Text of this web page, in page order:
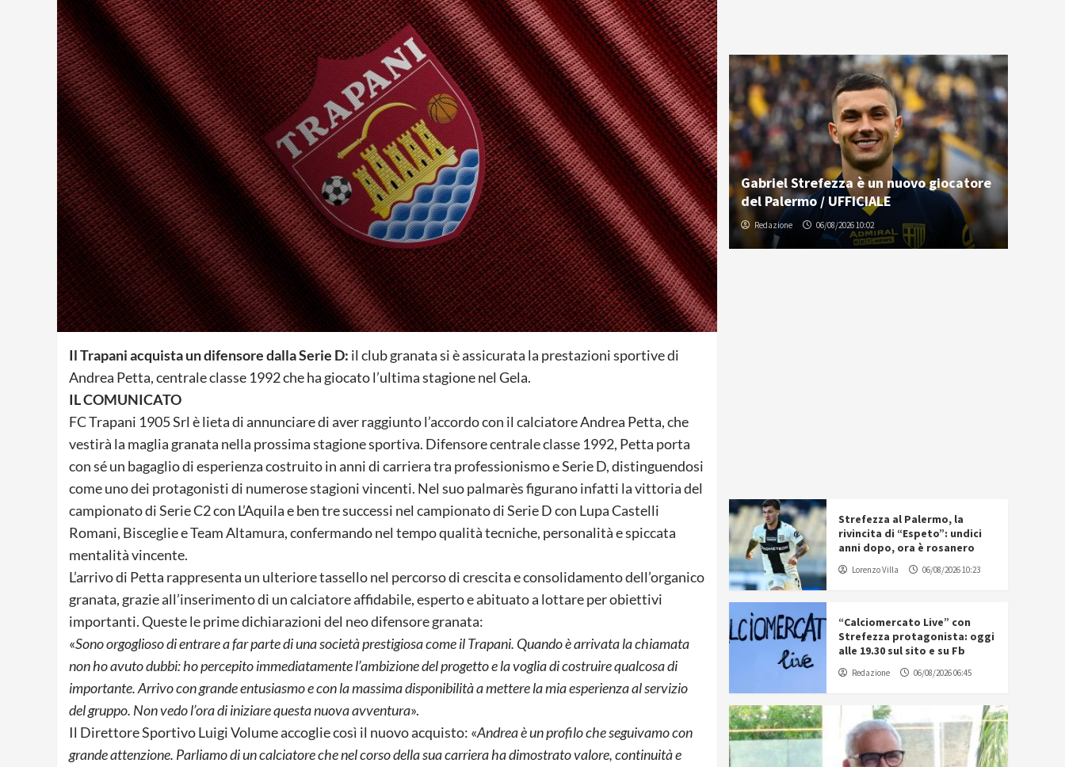
Il Trapani acquista un difensore dalla Serie D: il club granata si è assicurata la prestazioni sportive di
Andrea Petta, centrale classe 1992 che ha giocato l’ultima stagione nel Gela.
IL COMUNICATO
FC Trapani 1905 Srl è lieta di annunciare di aver raggiunto l’accordo con il calciatore Andrea Petta, che
vestirà la maglia granata nella prossima stagione sportiva. Difensore centrale classe 1992, Petta porta
con sé un bagaglio di esperienza costruito in anni di carriera tra professionismo e Serie D, distinguendosi
come uno dei protagonisti di numerose stagioni vincenti. Nel suo palmarès figurano infatti la vittoria del
campionato di Serie C2 con L’Aquila e ben tre successi nel campionato di Serie D con Lupa Castelli
Romani, Bisceglie e Team Altamura, confermando nel tempo qualità tecniche, personalità e spiccata
mentalità vincente.
L’arrivo di Petta rappresenta un ulteriore tassello nel percorso di crescita e consolidamento dell’organico
granata, grazie all’inserimento di un calciatore affidabile, esperto e abituato a lottare per obiettivi
importanti. Queste le prime dichiarazioni del neo difensore granata:
«Sono orgoglioso di entrare a far parte di una società prestigiosa come il Trapani. Quando è arrivata la chiamata
non ho avuto dubbi: ho percepito immediatamente l’ambizione del progetto e la voglia di costruire qualcosa di
importante. Arrivo con grande entusiasmo e con la massima disponibilità a mettere la mia esperienza al servizio
del gruppo. Non vedo l’ora di iniziare questa nuova avventura».
Il Direttore Sportivo Luigi Volume accoglie così il nuovo acquisto: «Andrea è un profilo che seguivamo con
grande attenzione. Parliamo di un calciatore che nel corso della sua carriera ha dimostrato valore, continuità e
Gabriel Strefezza è un nuovo giocatore
del Palermo / UFFICIALE
Redazione 06/08/2026 10:02
Strefezza al Palermo, la
rivincita di “Espeto”: undici
anni dopo, ora è rosanero
Lorenzo Villa 06/08/2026 10:23
“Calciomercato Live” con
Strefezza protagonista: oggi
alle 19.30 sul sito e su Fb
Redazione 06/08/2026 06:45